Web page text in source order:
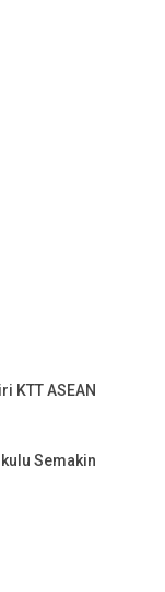
KTT ASEAN
Semakin